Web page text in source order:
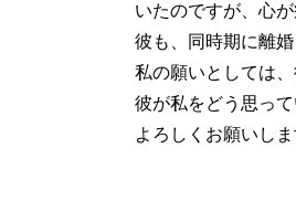
いたのですが、心
彼も、同時期に離
私の願いとしては
彼が私をどう思っ
よろしくお願いしま